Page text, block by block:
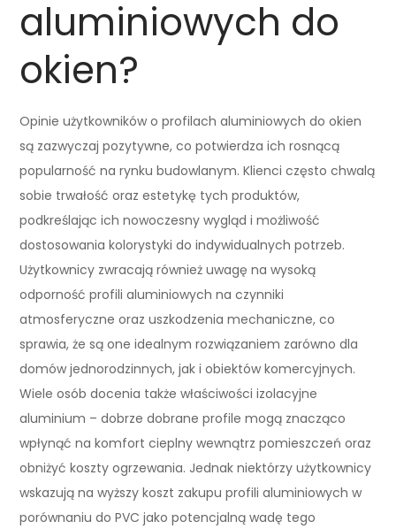
aluminiowych do
okien?
Opinie użytkowników o profilach aluminiowych do okien
są zazwyczaj pozytywne, co potwierdza ich rosnącą
popularność na rynku budowlanym. Klienci często chwalą
sobie trwałość oraz estetykę tych produktów,
podkreślając ich nowoczesny wygląd i możliwość
dostosowania kolorystyki do indywidualnych potrzeb.
Użytkownicy zwracają również uwagę na wysoką
odporność profili aluminiowych na czynniki
atmosferyczne oraz uszkodzenia mechaniczne, co
sprawia, że są one idealnym rozwiązaniem zarówno dla
domów jednorodzinnych, jak i obiektów komercyjnych.
Wiele osób docenia także właściwości izolacyjne
aluminium – dobrze dobrane profile mogą znacząco
wpłynąć na komfort cieplny wewnątrz pomieszczeń oraz
obniżyć koszty ogrzewania. Jednak niektórzy użytkownicy
wskazują na wyższy koszt zakupu profili aluminiowych w
porównaniu do PVC jako potencjalną wadę tego